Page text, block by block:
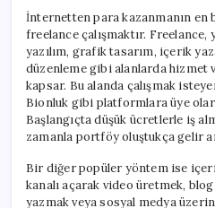
İnternetten para kazanmanın en
freelance çalışmaktır.
yazılım, grafik tasarım, içerik
düzenleme gibi alanlarda hizmet
kapsar. Bu alanda çalışmak
Bionluk gibi platformlara üye
Başlangıçta düşük ücretlerle iş
zamanla portföy oluştukça gelir
Bir diğer popüler yöntem ise
kanalı açarak video üretmek,
yazmak veya sosyal medya